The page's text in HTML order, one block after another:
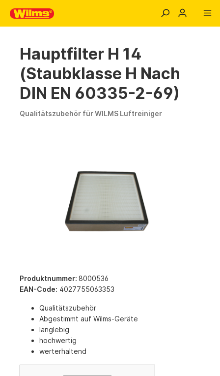
Hauptfilter H 14
(Staubklasse H Nach
DIN EN 60335-2-69)
Qualitätszubehör für WILMS Luftreiniger
Produktnummer: 8000536
EAN-Code: 4027755063353
Qualitätszubehör
Abgestimmt auf Wilms-Geräte
langlebig
hochwertig
werterhaltend